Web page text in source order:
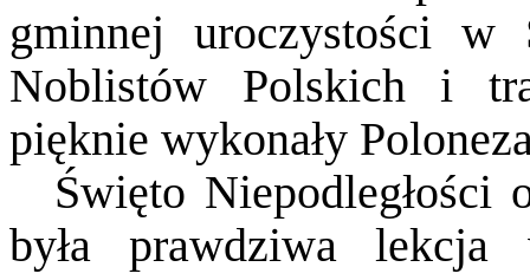
gminnej uroczystości
Noblistów Polskich i
pięknie wykonały
Święto Niepodległości
była prawdziwa lekcja